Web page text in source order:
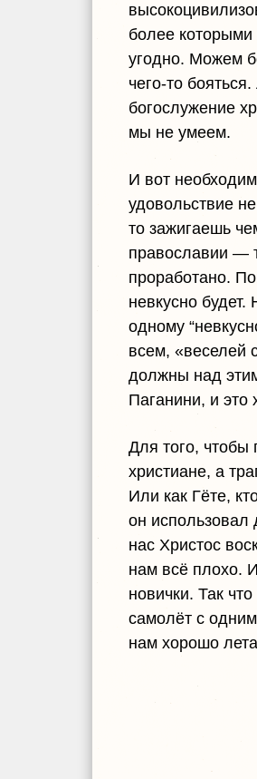
более
угодно. Можем
чего-то
богослужение
мы не умеем.
И вот
удовольствие
то зажигаешь
православии —
проработано.
невкусно
одному
всем, «веселей
должны над
Паганини, и это
Для того, чтобы
христиане, а
Или как Гёте,
он использовал
нас Христос
нам всё плохо.
новички. Так
самолёт с
нам хорошо